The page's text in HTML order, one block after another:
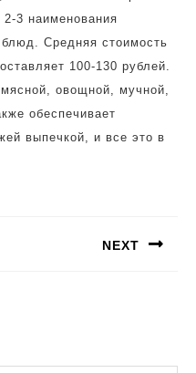
3 наименования
Средняя стоимость
100-130 рублей.
овощной, мучной,
обеспечивает
выпечкой, и все это в
NEXT